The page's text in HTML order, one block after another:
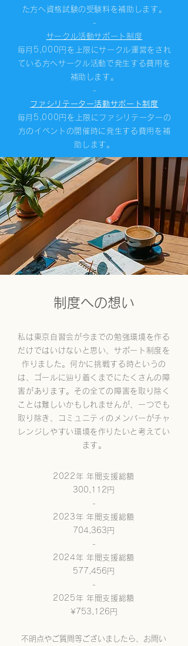
た方へ 資格試験の受験料を補助します。
-
サークル活動サポート制度
毎月5,000円を上限にサークル運営をされ
ている方へサークル活動で発生する費用を
補助します。
-
ファシリテーター活動サポート制度
毎月5,000円を上限にファシリテーターの
方のイベントの開催時に発生する費用を補
助します。
​制度への想い
私は東京自習会が今までの勉強環境を作る
だけではいけないと思い、サポート制度を
作りました。何かに挑戦する時というの
は、ゴールに辿り着くまでにたくさんの障
害があります。その全ての障害を取り除く
ことは難しいかもしれませんが、一つでも
取り除き、コミュニティのメンバーがチャ
レンジしやすい環境を作りたいと考えてい
ます。
2022年 年間支援総額
300,112円
-
2023年 年間支援総額
704,363円
-
2024年 年間支援総額
577,456円
-
2025年 年間支援総額
¥753,126円​
​不明点やご質問等ございましたら、お問い